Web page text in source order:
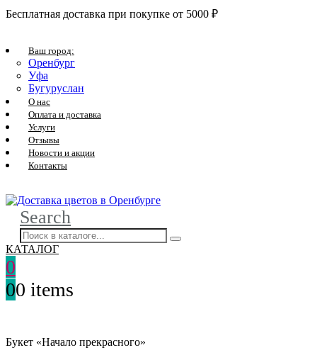
Бесплатная доставка при покупке от 5000 ₽
Ваш город:
Оренбург
Уфа
Бугуруслан
О нас
Оплата и доставка
Услуги
Отзывы
Новости и акции
Контакты
Search
КАТАЛОГ
0
00 items
Букет «Начало прекрасного»